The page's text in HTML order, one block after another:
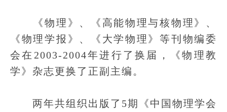
《物理》、《高能物理与核物理》、
《物理学报》、《大学物理》等刊物编委
会在2003-2004年进行了换届，《物理教
学》杂志更换了正副主编。
两年共组织出版了5期《中国物理学会